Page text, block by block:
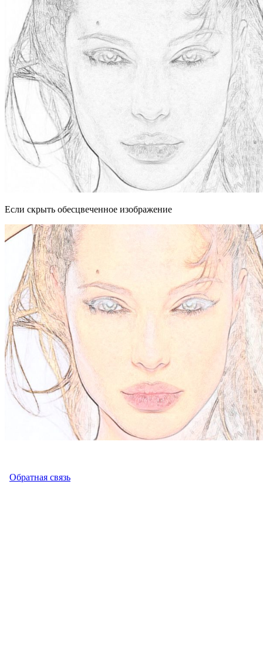
Если скрыть обесцвеченное изображение
Обратная связь